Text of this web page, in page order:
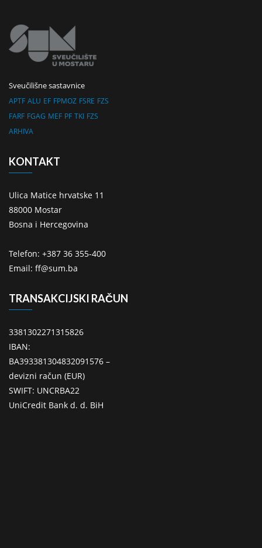
Sveučilišne sastavnice
APTF ALU EF FPMOZ FSRE FZS
FARF FGAG MEF PF TKI FZS
ARHIVA
KONTAKT
Ulica Matice hrvatske 11
88000 Mostar
Bosna i Hercegovina
Telefon: +387 36 355-400
Email: ff@sum.ba
TRANSAKCIJSKI RAČUN
3381302271315826
IBAN:
BA393381304832091576 –
devizni račun (EUR)
SWIFT: UNCRBA22
UniCredit Bank d. d. BiH